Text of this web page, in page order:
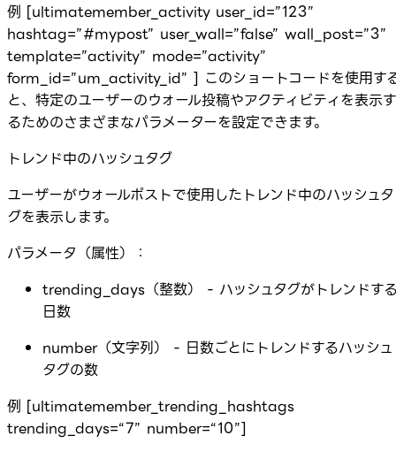
例 [ultimatemember_activity user_id=”123”
hashtag=”#mypost” user_wall=”false” wall_post=”3”
template=”activity” mode=”activity”
form_id=”um_activity_id” ] このショートコードを使用す
と、特定のユーザーのウォール投稿やアクティビティを表示す
るためのさまざまなパラメーターを設定できます。
トレンド中のハッシュタグ
ユーザーがウォールポストで使用したトレンド中のハッシュタ
グを表示します。
パラメータ（属性）：
trending_days（整数） - ハッシュタグがトレンドす
日数
number（文字列） - 日数ごとにトレンドするハッシュ
タグの数
例 [ultimatemember_trending_hashtags
trending_days=“7” number=“10”]